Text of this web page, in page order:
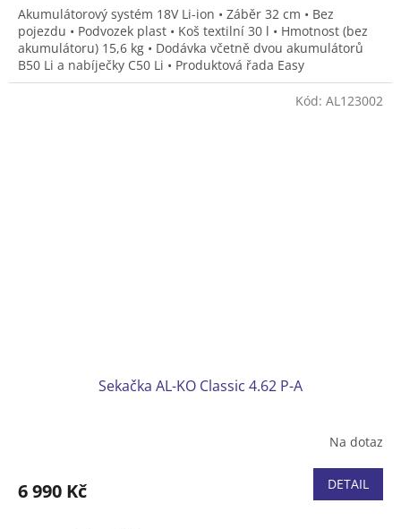
Akumulátorový systém 18V Li-ion • Záběr 32 cm • Bez
pojezdu • Podvozek plast • Koš textilní 30 l • Hmotnost (bez
akumulátoru) 15,6 kg • Dodávka včetně dvou akumulátorů
B50 Li a nabíječky C50 Li • Produktová řada Easy
Sekačka AL-KO Classic 4.62 P-A
Na dotaz
6 990 Kč DETAIL
Kód: AL123002